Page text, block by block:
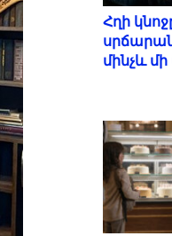
Հղի
մինչև